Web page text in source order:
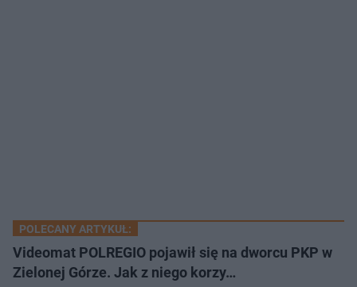
POLECANY ARTYKUŁ:
Videomat POLREGIO pojawił się na dworcu PKP w
Zielonej Górze. Jak z niego korzy…